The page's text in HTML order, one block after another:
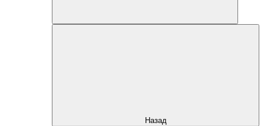
Назад